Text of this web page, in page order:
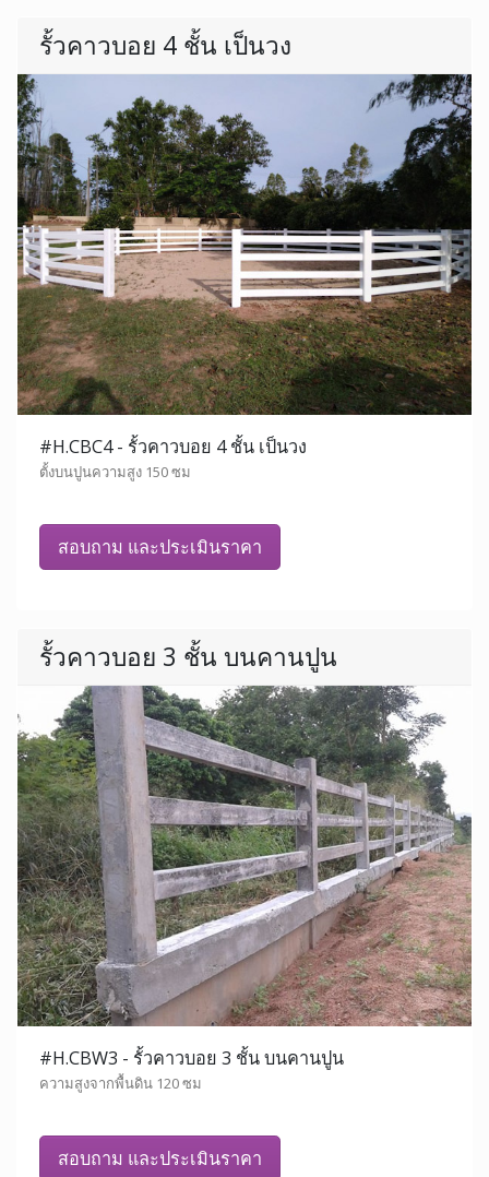
รั้วคาวบอย 4 ชั้น เป็นวง
#H.CBC4 - รั้วคาวบอย 4 ชั้น เป็นวง
ตั้งบนปูนความสูง 150 ซม
สอบถาม และประเมินราคา
รั้วคาวบอย 3 ชั้น บนคานปูน
#H.CBW3 - รั้วคาวบอย 3 ชั้น บนคานปูน
ความสูงจากพื้นดิน 120 ซม
สอบถาม และประเมินราคา